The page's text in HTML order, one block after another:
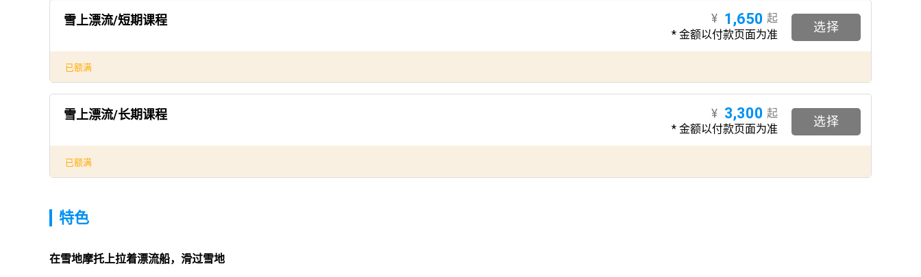
雪上漂流/短期课程 ¥ 1,650 起
* 金额以付款页面为准
选择
已额满
雪上漂流/长期课程 ¥ 3,300 起
* 金额以付款页面为准
选择
已额满
特色
在雪地摩托上拉着漂流船，滑过雪地